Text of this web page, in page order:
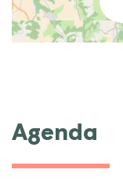
Agenda